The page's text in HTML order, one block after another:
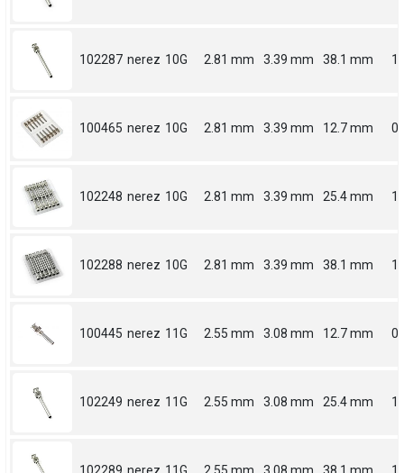
102287 nerez 10G 2.81 mm 3.39 mm 38.1 mm
100465 nerez 10G 2.81 mm 3.39 mm 12.7 mm
102248 nerez 10G 2.81 mm 3.39 mm 25.4 mm 1
102288 nerez 10G 2.81 mm 3.39 mm 38.1 mm
100445 nerez 11G 2.55 mm 3.08 mm 12.7 mm
102249 nerez 11G 2.55 mm 3.08 mm 25.4 mm 1